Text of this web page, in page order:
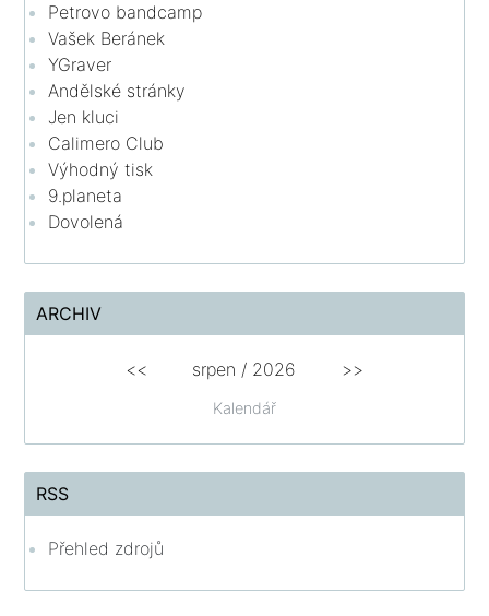
Petrovo bandcamp
Vašek Beránek
YGraver
Andělské stránky
Jen kluci
Calimero Club
Výhodný tisk
9.planeta
Dovolená
ARCHIV
Kalendář
<< srpen / 2026 >>
RSS
Přehled zdrojů